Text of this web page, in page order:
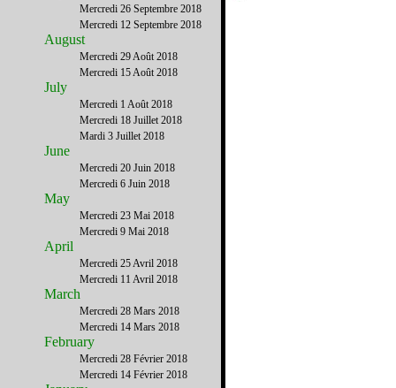
Mercredi 26 Septembre 2018
Mercredi 12 Septembre 2018
August
Mercredi 29 Août 2018
Mercredi 15 Août 2018
July
Mercredi 1 Août 2018
Mercredi 18 Juillet 2018
Mardi 3 Juillet 2018
June
Mercredi 20 Juin 2018
Mercredi 6 Juin 2018
May
Mercredi 23 Mai 2018
Mercredi 9 Mai 2018
April
Mercredi 25 Avril 2018
Mercredi 11 Avril 2018
March
Mercredi 28 Mars 2018
Mercredi 14 Mars 2018
February
Mercredi 28 Février 2018
Mercredi 14 Février 2018